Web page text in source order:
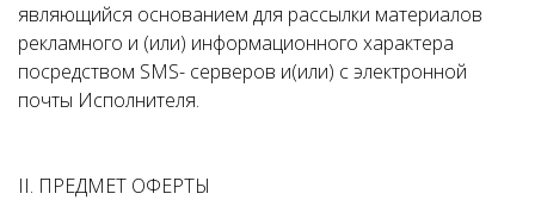
являющийся основанием для рассылки материалов
рекламного и (или) информационного характера
посредством SMS- серверов и(или) с электронной
почты Исполнителя.
II. ПРЕДМЕТ ОФЕРТЫ